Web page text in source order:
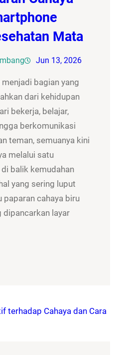
Mata
Jun 13, 2026
bagian yang
dari kehidupan
bekerja, belajar,
berkomunikasi
teman, semuanya kini
melalui satu
balik kemudahan
yang sering luput
paparan cahaya biru
dipancarkan layar